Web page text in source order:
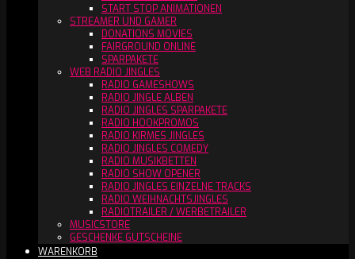
START STOP ANIMATIONEN
STREAMER UND GAMER
DONATIONS MOVIES
FAIRGROUND ONLINE
SPARPAKETE
WEB RADIO JINGLES
RADIO GAMESHOWS
RADIO JINGLE ALBEN
RADIO JINGLES SPARPAKETE
RADIO HOOKPROMOS
RADIO KIRMES JINGLES
RADIO JINGLES COMEDY
RADIO MUSIKBETTEN
RADIO SHOW OPENER
RADIO JINGLES EINZELNE TRACKS
RADIO WEIHNACHTSJINGLES
RADIOTRAILER / WERBETRAILER
MUSICSTORE
GESCHENKE GUTSCHEINE
WARENKORB